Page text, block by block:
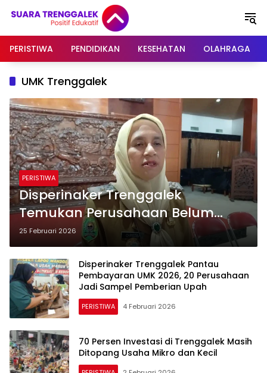
PERISTIWA
PENDIDIKAN KESEHATAN OLAHRAGA
UMK Trenggalek
PERISTIWA
Disperinaker Trenggalek
Temukan Perusahaan Belum
Patuh Bayar UMK Pekerja
25 Februari 2026
Disperinaker Trenggalek Pantau
Pembayaran UMK 2026, 20 Perusahaan
Jadi Sampel Pemberian Upah
PERISTIWA 4 Februari 2026
70 Persen Investasi di Trenggalek Masih
Ditopang Usaha Mikro dan Kecil